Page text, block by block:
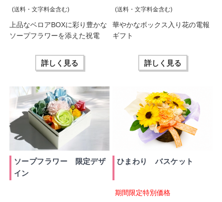
(送料・文字料金含む)
上品なベロアBOXに彩り豊かな
ソープフラワーを添えた祝電
詳しく見る
(送料・文字料金含む)
華やかなボックス入り花の電報
ギフト
詳しく見る
ソープフラワー 限定デザ
イン
ひまわり バスケット
期間限定特別価格